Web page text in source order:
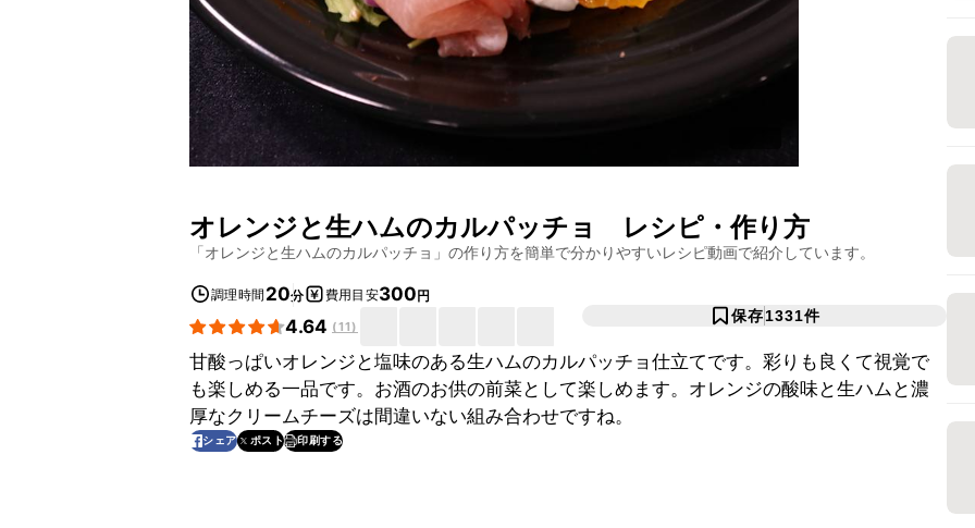
オレンジと生ハムのカルパッチョ レシピ・作り方
「オレンジと生ハムのカルパッチョ 」の作り方を簡単で分かりやすいレシピ動画で紹介しています。
調理時間 20分 費用目安300円
4.64 (11)
保存1331件
甘酸っぱいオレンジと塩味のある生ハムのカルパッチョ仕立てです。彩りも良くて視覚で
も楽しめる一品です。お酒のお供の前菜として楽しめます。オレンジの酸味と生ハムと濃
厚なクリームチーズは間違いない組み合わせですね。
シェア ポスト 印刷する